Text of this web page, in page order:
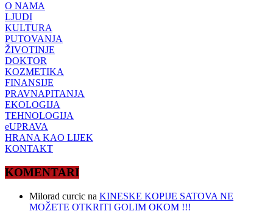
O NAMA
LJUDI
KULTURA
PUTOVANJA
ŽIVOTINJE
DOKTOR
KOZMETIKA
FINANSIJE
PRAVNAPITANJA
EKOLOGIJA
TEHNOLOGIJA
eUPRAVA
HRANA KAO LIJEK
KONTAKT
KOMENTARI
Milorad curcic na KINESKE KOPIJE SATOVA NE
MOŽETE OTKRITI GOLIM OKOM !!!